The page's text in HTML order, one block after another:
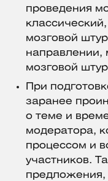
проведения
мозговой
направлении,
мозговой
При
заранее
о теме и
модератора,
процессом и
участников.
предложения,